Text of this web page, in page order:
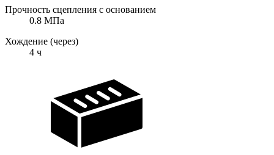
Прочность сцепления с основанием
0.8 МПа
Хождение (через)
4 ч